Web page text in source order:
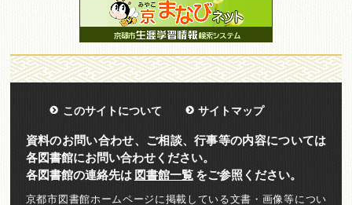
このサイトについて サイトマップ
資料のお問い合わせ、ご相談、行事等の内容については
各図書館にお問い合わせください。
各図書館の連絡先は 図書館一覧をご参照ください。
京都市図書館ホームページに掲載している文書・画像等につい